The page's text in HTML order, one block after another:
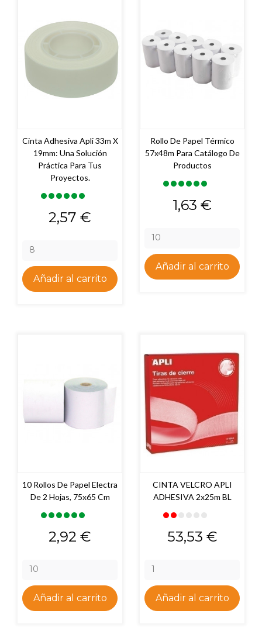
Cinta Adhesiva Apli 33m X
19mm: Una Solución
Práctica Para Tus
Proyectos.
Precio
2,57 €
Añadir al carrito
Rollo De Papel Térmico
57x48m Para Catálogo De
Productos
Precio
1,63 €
Añadir al carrito
10 Rollos De Papel Electra
De 2 Hojas, 75x65 Cm
Precio
2,92 €
Añadir al carrito
CINTA VELCRO APLI
ADHESIVA 2x25m BL
Precio
53,53 €
Añadir al carrito